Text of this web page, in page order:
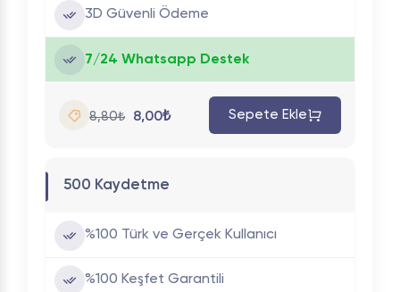
3D Güvenli Ödeme
7/24 Whatsapp Destek
8,80₺ 8,00₺ Sepete Ekle
500 Kaydetme
%100 Türk ve Gerçek Kullanıcı
%100 Keşfet Garantili